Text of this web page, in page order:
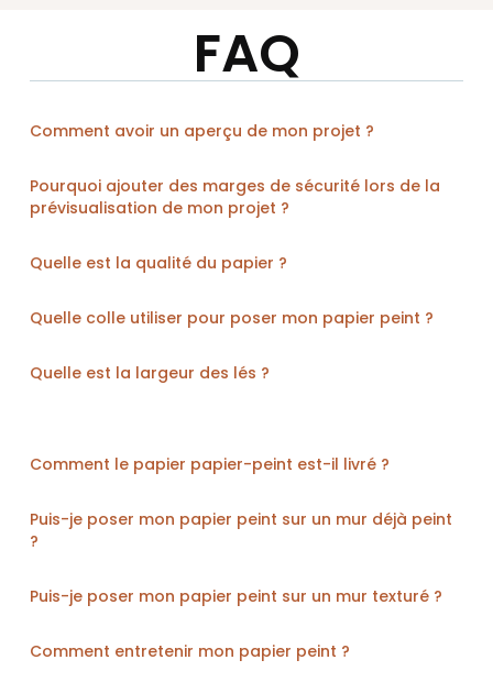
FAQ
Comment avoir un aperçu de mon projet ?
Pourquoi ajouter des marges de sécurité lors de la
prévisualisation de mon projet ?
Quelle est la qualité du papier ?
Quelle colle utiliser pour poser mon papier peint ?
Quelle est la largeur des lés ?
Comment le papier papier-peint est-il livré ?
Puis-je poser mon papier peint sur un mur déjà peint
?
Puis-je poser mon papier peint sur un mur texturé ?
Comment entretenir mon papier peint ?